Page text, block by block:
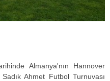
Almanya'nın Hannover
Ahmet Futbol Turnuvası